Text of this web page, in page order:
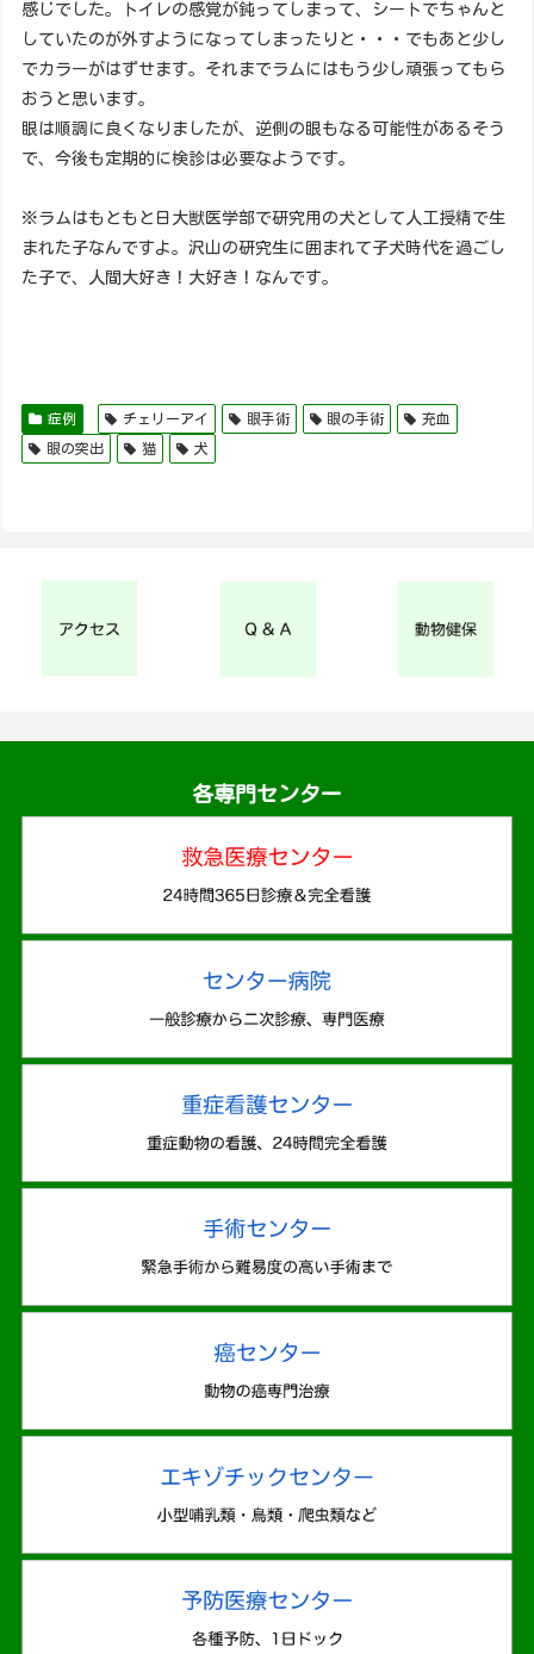
感じでした。トイレの感覚が鈍ってしまって、シートでちゃんと
していたのが外すようになってしまったりと・・・でもあと少し
でカラーがはずせます。それまでラムにはもう少し頑張ってもら
おうと思います。
眼は順調に良くなりましたが、逆側の眼もなる可能性があるそう
で、今後も定期的に検診は必要なようです。
※ラムはもともと日大獣医学部で研究用の犬として人工授精で生
まれた子なんですよ。沢山の研究生に囲まれて子犬時代を過ごし
た子で、人間大好き！大好き！なんです。
症例 チェリーアイ 眼手術 眼の手術 充血
眼の突出 猫 犬
各専門センター